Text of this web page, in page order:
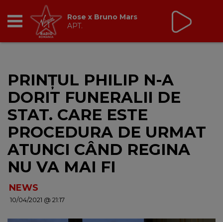
BREAKFAST
TIC TALK
CÂȘTIGĂ
HOT 30
DANCEFLOOR CHART
Weekend
08:00 - 12:00
PRINȚUL PHILIP N-A
DORIT FUNERALII DE
STAT. CARE ESTE
PROCEDURA DE URMAT
ATUNCI CÂND REGINA
NU VA MAI FI
NEWS
10/04/2021 @ 21:17